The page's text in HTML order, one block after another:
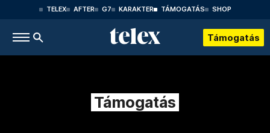
TELEX AFTER G7 KARAKTER TÁMOGATÁS SHOP
Támogatás
Támogatás